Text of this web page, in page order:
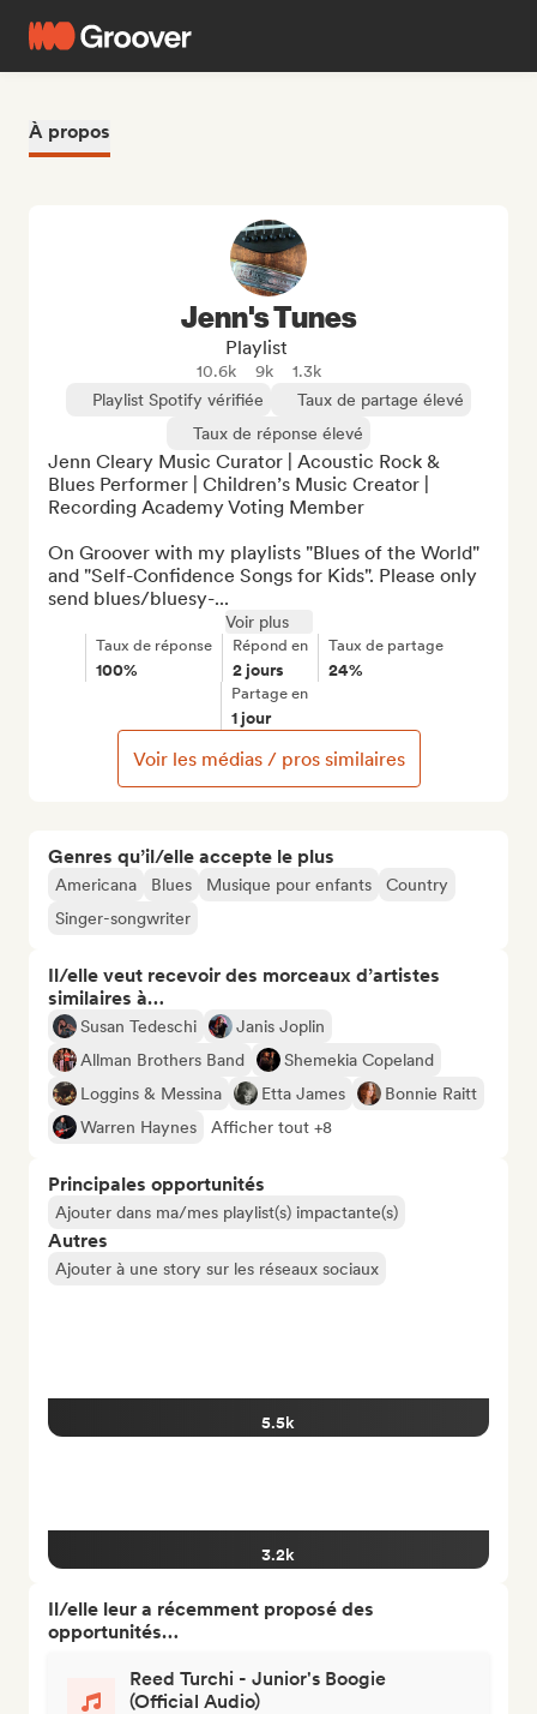
À propos
Genres qu’il/elle accepte le plus
Americana Blues Musique pour enfants
Country
Singer-songwriter
Il/elle veut recevoir des morceaux d’artistes
similaires à…
Susan Tedeschi
Janis Joplin
Allman Brothers Band
Shemekia Copeland
Loggins & Messina
Etta James
Bonnie Raitt
Warren Haynes
Afficher tout +8
Principales opportunités
Ajouter dans ma/mes playlist(s) impactante(s)
Autres
Ajouter à une story sur les réseaux sociaux
5.5k
3.2k
Il/elle leur a récemment proposé des
opportunités…
Reed Turchi - Junior's Boogie
(Official Audio)
Jenn's Tunes
Playlist
10.6k 9k
1.3k
Playlist Spotify vérifiée
Taux de partage élevé
Taux de réponse élevé
Jenn Cleary Music Curator | Acoustic Rock &
Blues Performer | Children’s Music Creator |
Recording Academy Voting Member
On Groover with my playlists "Blues of the World"
and "Self-Confidence Songs for Kids". Please only
send blues/bluesy-...
Voir plus
Taux de réponse
100%
Répond en
2 jours
Taux de partage
24%
Partage en
1 jour
Voir les médias / pros similaires